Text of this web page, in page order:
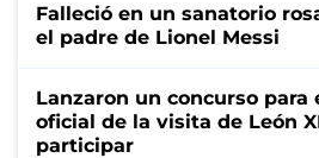
Falleció en un sanatorio
el padre de Lionel Messi
Lanzaron un concurso para
oficial de la visita de León
participar